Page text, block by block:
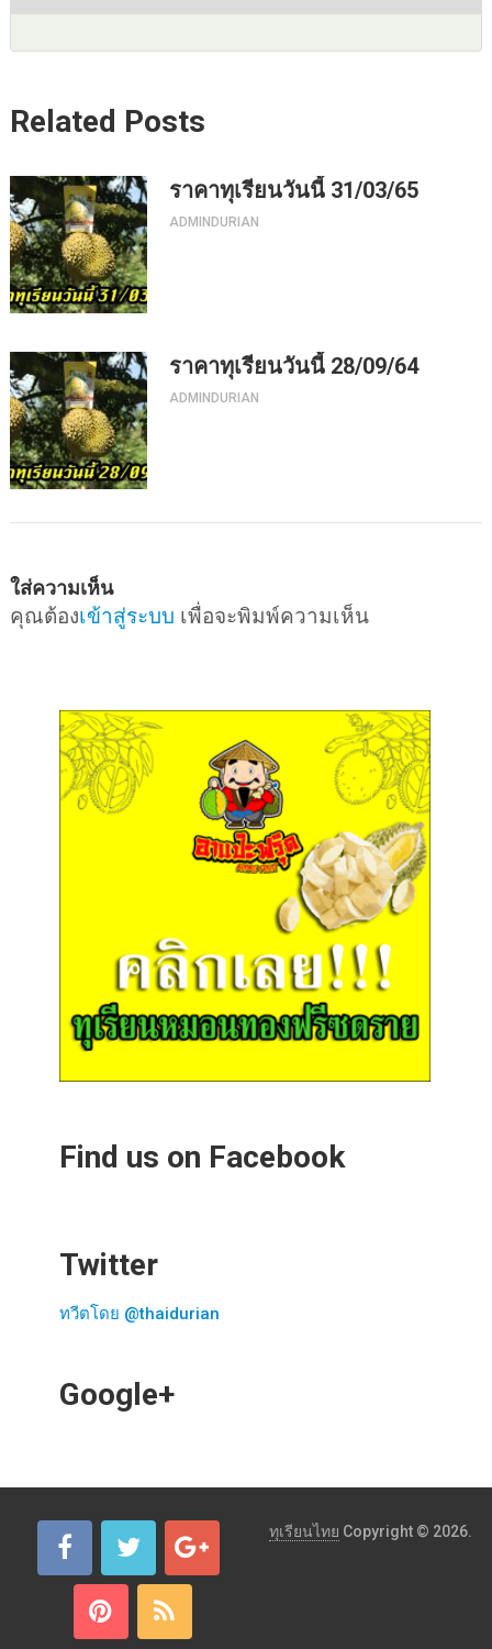
Related Posts
ราคาทุเรียนวันนี้ 31/03/65
ADMINDURIAN
ราคาทุเรียนวันนี้ 28/09/64
ADMINDURIAN
ใส่ความเห็น
คุณต้องเข้าสู่ระบบ เพื่อจะพิมพ์ความเห็น
Find us on Facebook
Twitter
ทวีตโดย @thaidurian
Google+
ทุเรียนไทย Copyright © 2026.